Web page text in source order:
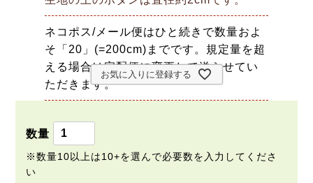
ネコポス/メール便はひと続きで数量およ
そ「20」(=200cm)までです。規定量を超
える場合は宅配便に変更して送らせてい
ただきます。
お気に入りに登録する